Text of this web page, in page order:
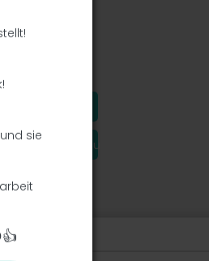
!
!
Ausrüstung hinzu
sie